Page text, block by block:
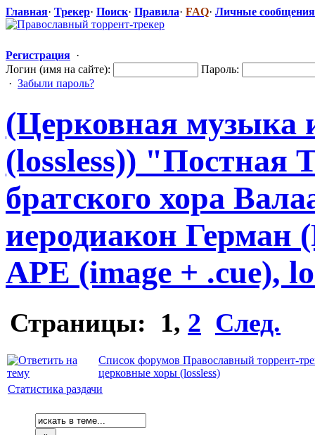
Главная· Трекер· Поиск· Правила· FAQ· Личные сообщения
Регистрация ·
Логин (имя на сайте):
Пароль:
· Забыли пароль?
(Церковная музыка
(lossless)) "Постная
братского хора
иеродиакон Герман
APE (image + .cue),
Страницы: 1, 2 След.
Список форумов Православный торрент-
церковные хоры (lossless)
Статистика раздачи